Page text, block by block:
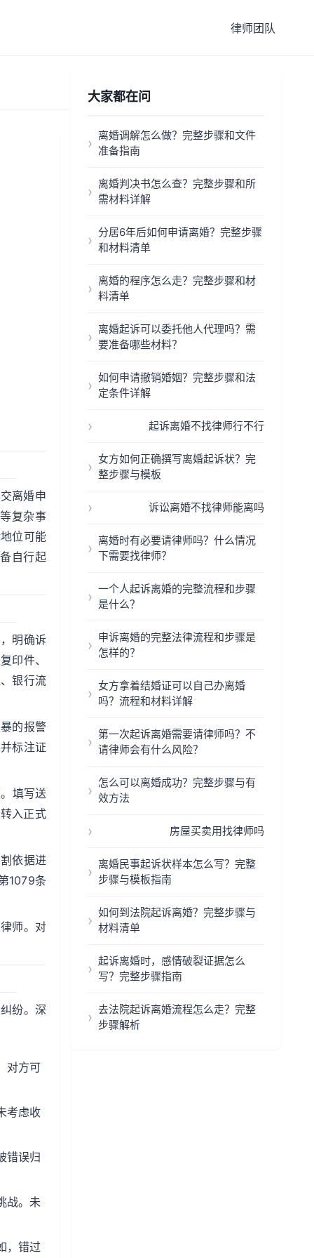
律师团队
离婚申
复杂事
位可能
自行起
明确诉
印件、
银行流
的报警
标注证
填写送
入正式
依据进
1079条
师。对
纷。深
对方可
考虑收
错误归
战。未
，错过
大家都在问
离婚调解怎么做？完整步骤和文件
准备指南
离婚判决书怎么查？完整步骤和所
需材料详解
分居6年后如何申请离婚？完整步骤
和材料清单
离婚的程序怎么走？完整步骤和材
料清单
离婚起诉可以委托他人代理吗？需
要准备哪些材料？
如何申请撤销婚姻？完整步骤和法
定条件详解
起诉离婚不找律师行不行
女方如何正确撰写离婚起诉状？完
整步骤与模板
诉讼离婚不找律师能离吗
离婚时有必要请律师吗？什么情况
下需要找律师？
一个人起诉离婚的完整流程和步骤
是什么？
申诉离婚的完整法律流程和步骤是
怎样的？
女方拿着结婚证可以自己办离婚
吗？流程和材料详解
第一次起诉离婚需要请律师吗？不
请律师会有什么风险？
怎么可以离婚成功？完整步骤与有
效方法
房屋买卖用找律师吗
离婚民事起诉状样本怎么写？完整
步骤与模板指南
如何到法院起诉离婚？完整步骤与
材料清单
起诉离婚时，感情破裂证据怎么
写？完整步骤指南
去法院起诉离婚流程怎么走？完整
步骤解析